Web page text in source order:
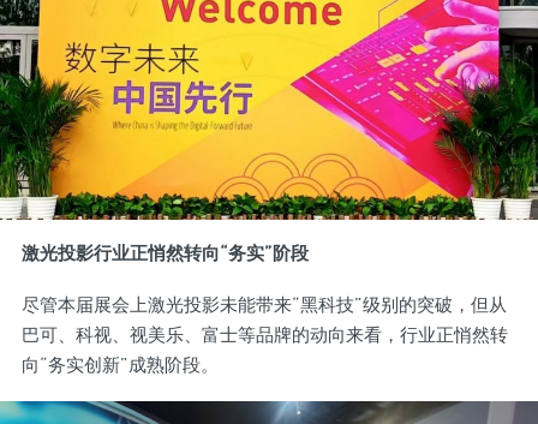
激光投影行业正悄然转向“务实”阶段
尽管本届展会上激光投影未能带来“黑科技”级别的突破，但从
巴可、科视、视美乐、富士等品牌的动向来看，行业正悄然转
向“务实创新”成熟阶段。